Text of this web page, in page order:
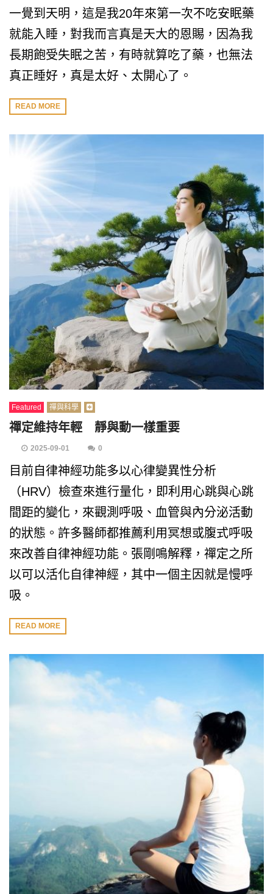
一覺到天明，這是我20年來第一次不吃安眠藥
就能入睡，對我而言真是天大的恩賜，因為我
長期飽受失眠之苦，有時就算吃了藥，也無法
真正睡好，真是太好、太開心了。
READ MORE
Featured 禪與科學
禪定維持年輕 靜與動一樣重要
2025-09-01 0
目前自律神經功能多以心律變異性分析
（HRV）檢查來進行量化，即利用心跳與心跳
間距的變化，來觀測呼吸、血管與內分泌活動
的狀態。許多醫師都推薦利用冥想或腹式呼吸
來改善自律神經功能。張剛鳴解釋，禪定之所
以可以活化自律神經，其中一個主因就是慢呼
吸。
READ MORE